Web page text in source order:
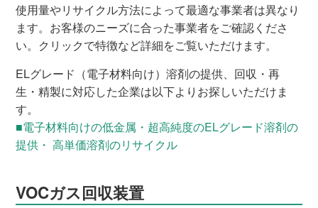
使用量やリサイクル方法によって最適な事業者は異なり
ます。お客様のニーズに合った事業者をご確認くださ
い。クリックで特徴など詳細をご覧いただけます。
ELグレード（電子材料向け）溶剤の提供、回収・再
生・精製に対応した企業は以下よりお探しいただけま
す。
■電子材料向けの低金属・超高純度のELグレード溶剤の
提供・ 高単価溶剤のリサイクル
VOCガス回収装置